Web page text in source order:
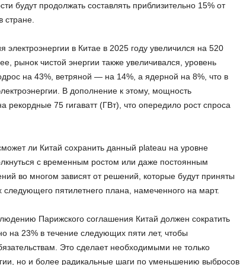
будут продолжать составлять приблизительно 15% от
стране.
электроэнергии в Китае в 2025 году увеличился на 520
рынок чистой энергии также увеличивался, уровень
на 43%, ветряной — на 14%, а ядерной на 8%, что в
В дополнение к этому, мощность
рекордные 75 гигаватт (ГВт), что опередило рост спроса
ли Китай сохранить данный plateau на уровне
с временным ростом или даже постоянным
во многом зависят от решений, которые будут приняты
следующего пятилетнего плана, намеченного на март.
Парижского соглашения Китай должен сократить
на 23% в течение следующих пяти лет, чтобы
Это сделает необходимыми не только
но и более радикальные шаги по уменьшению выбросов